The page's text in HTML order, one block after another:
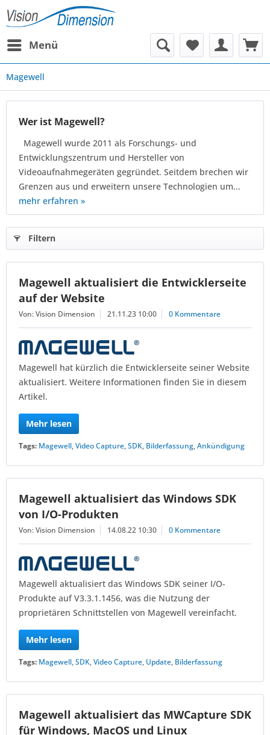
Menü
Magewell
Wer ist Magewell?
Magewell wurde 2011 als Forschungs- und
Entwicklungszentrum und Hersteller von
Videoaufnahmegeräten gegründet. Seitdem brechen wir
Grenzen aus und erweitern unsere Technologien um...
mehr erfahren »
Filtern
Magewell aktualisiert die Entwicklerseite
auf der Website
Von: Vision Dimension 21.11.23 10:00 0 Kommentare
Magewell hat kürzlich die Entwicklerseite seiner Website
aktualisiert. Weitere Informationen finden Sie in diesem
Artikel.
Mehr lesen
Tags: Magewell,Video Capture,SDK, Bilderfassung,Ankündigung
Magewell aktualisiert das Windows SDK
von I/O-Produkten
Von: Vision Dimension 14.08.22 10:30 0 Kommentare
Magewell aktualisiert das Windows SDK seiner I/O-
Produkte auf V3.3.1.1456, was die Nutzung der
proprietären Schnittstellen von Magewell vereinfacht.
Mehr lesen
Tags: Magewell,SDK,Video Capture, Update, Bilderfassung
Magewell aktualisiert das MWCapture SDK
für Windows, MacOS und Linux